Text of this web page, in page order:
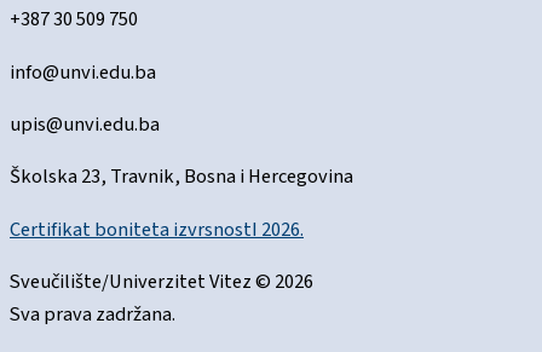
+387 30 509 750
info@unvi.edu.ba
upis@unvi.edu.ba
Školska 23, Travnik, Bosna i Hercegovina
Certifikat boniteta izvrsnostI 2026.
Sveučilište/Univerzitet Vitez © 2026
Sva prava zadržana.